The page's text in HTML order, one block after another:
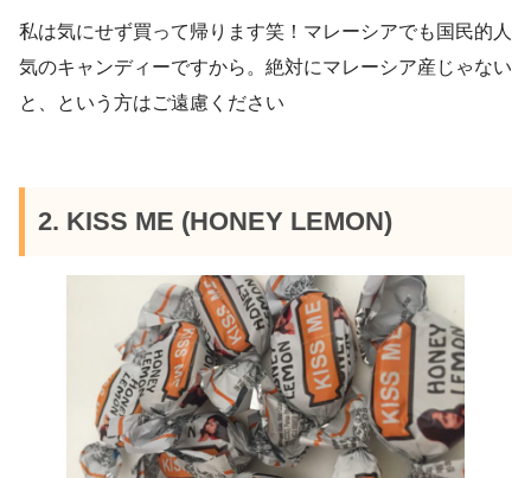
私は気にせず買って帰ります笑！マレーシアでも国民的人
気のキャンディーですから。絶対にマレーシア産じゃない
と、という方はご遠慮ください
2. KISS ME (HONEY LEMON)